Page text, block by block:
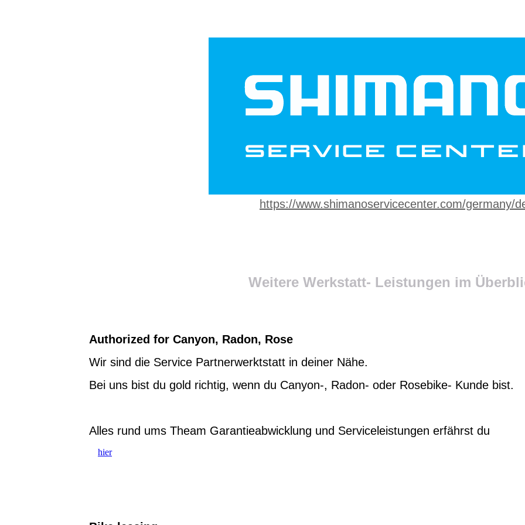
https://www.shimanoservicecenter.com/germany/
Weitere Werkstatt- Leistungen im
Authorized for Canyon, Radon, Rose
Wir sind die Service Partnerwerktstatt in deiner Nähe.
Bei uns bist du gold richtig, wenn du Canyon-, Radon- oder Rosebike- Kunde bist.
Alles rund ums Theam Garantieabwicklung und Serviceleistungen erfährst du
hier